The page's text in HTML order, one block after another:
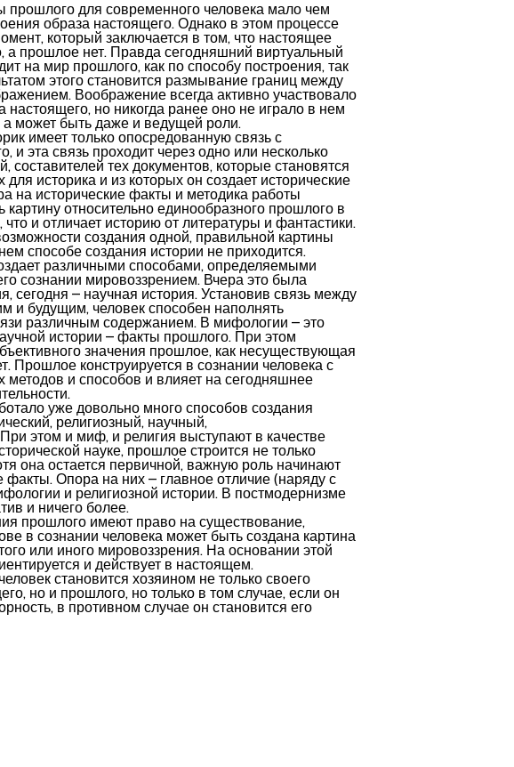
прошлого для современного человека мало чем
образа настоящего. Однако в этом процессе
который заключается в том, что настоящее
а прошлое нет. Правда сегодняшний виртуальный
на мир прошлого, как по способу построения, так
этого становится размывание границ между
Воображение всегда активно участвовало
настоящего, но никогда ранее оно не играло в нем
а может быть даже и ведущей роли.
имеет только опосредованную связь с
и эта связь проходит через одно или несколько
составителей тех документов, которые становятся
историка и из которых он создает исторические
на исторические факты и методика работы
картину относительно единообразного прошлого в
что и отличает историю от литературы и фантастики.
создания одной, правильной картины
способе создания истории не приходится.
различными способами, определяемыми
сознании мировоззрением. Вчера это была
сегодня – научная история. Установив связь между
и будущим, человек способен наполнять
различным содержанием. В мифологии – это
истории – факты прошлого. При этом
значения прошлое, как несуществующая
Прошлое конструируется в сознании человека с
и способов и влияет на сегодняшнее
уже довольно много способов создания
религиозный, научный,
этом и миф, и религия выступают в качестве
науке, прошлое строится не только
она остается первичной, важную роль начинают
факты. Опора на них – главное отличие (наряду с
и религиозной истории. В постмодернизме
и ничего более.
прошлого имеют право на существование,
в сознании человека может быть создана картина
или иного мировоззрения. На основании этой
и действует в настоящем.
становится хозяином не только своего
но и прошлого, но только в том случае, если он
в противном случае он становится его